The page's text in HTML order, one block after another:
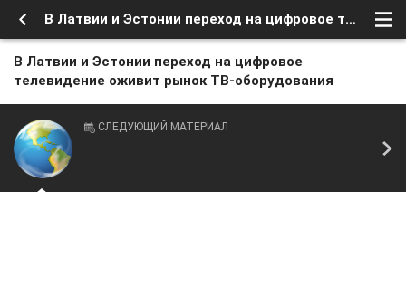
В Латвии и Эстонии переход на цифровое телевидение оживит рынок ТВ-оборудования
В Латвии и Эстонии переход на цифровое
телевидение оживит рынок ТВ-оборудования
СЛЕДУЮЩИЙ МАТЕРИАЛ